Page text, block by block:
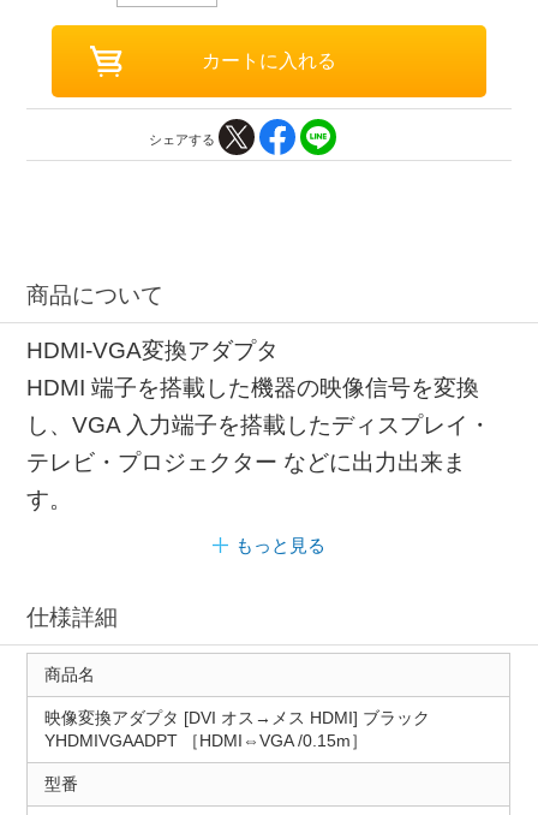
シェアする
商品について
HDMI-VGA変換アダプタ
HDMI 端子を搭載した機器の映像信号を変換
し、VGA 入力端子を搭載したディスプレイ・
テレビ・プロジェクター などに出力出来ま
す。
もっと見る
仕様詳細
商品名
映像変換アダプタ [DVI オス→メス HDMI] ブラック
YHDMIVGAADPT ［HDMI⇔VGA /0.15m］
型番